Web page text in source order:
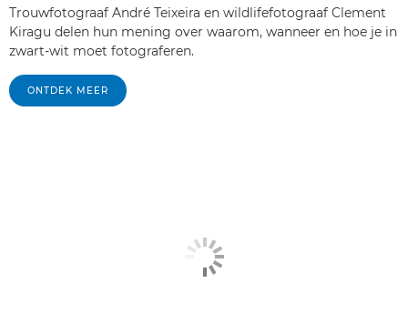
Trouwfotograaf André Teixeira en wildlifefotograaf Clement
Kiragu delen hun mening over waarom, wanneer en hoe je in
zwart-wit moet fotograferen.
ONTDEK MEER